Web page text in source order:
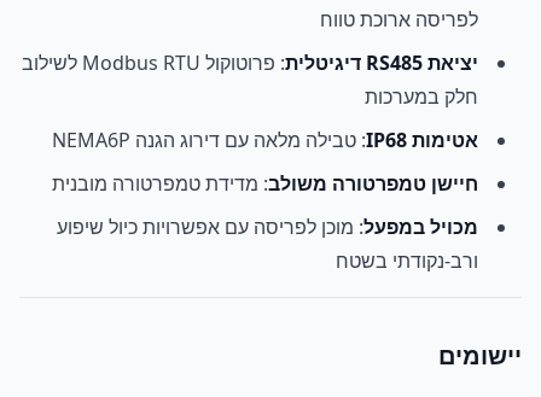
לפריסה ארוכת טווח
יציאת RS485 דיגיטלית
: פרוטוקול Modbus RTU לשילוב
חלק במערכות
אטימות IP68
: טבילה מלאה עם דירוג הגנה NEMA6P
חיישן טמפרטורה משולב: מדידת טמפרטורה מובנית
מכויל במפעל: מוכן לפריסה עם אפשרויות כיול שיפוע
ורב-נקודתי בשטח
יישומים